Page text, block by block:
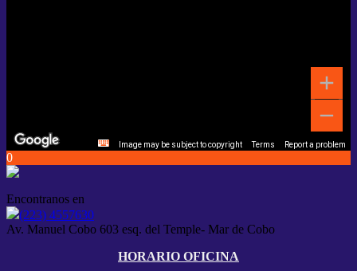
Image may be subject to copyright Terms Report a problem
0
Encontranos en
(223) 4557630
Av. Manuel Cobo 603 esq. del Temple- Mar de Cobo
HORARIO OFICINA